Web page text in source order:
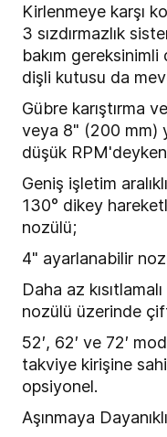
Kirlenmeye karşı
3 sızdırmazlık
bakım
dişli kutusu da
Gübre karıştırma
veya 8" (200 mm)
düşük RPM'deyken
Geniş işletim
130° dikey
nozülü;
4" ayarlanabilir
Daha az
nozülü üzerinde
52′, 62′ ve 72′
takviye kirişine
opsiyonel.
Aşınmaya